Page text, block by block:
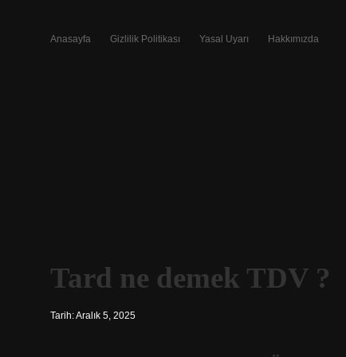
Anasayfa Gizlilik Politikası Yasal Uyarı Hakkımızda
Tard ne demek TDV ?
Tarih: Aralık 5, 2025